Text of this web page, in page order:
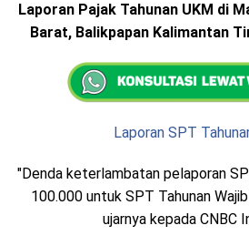
Laporan Pajak Tahunan UKM di
Barat, Balikpapan Kalimantan
Laporan SPT
"Denda keterlambatan pelaporan
100.000 untuk SPT Tahunan
ujarnya kepada CNBC